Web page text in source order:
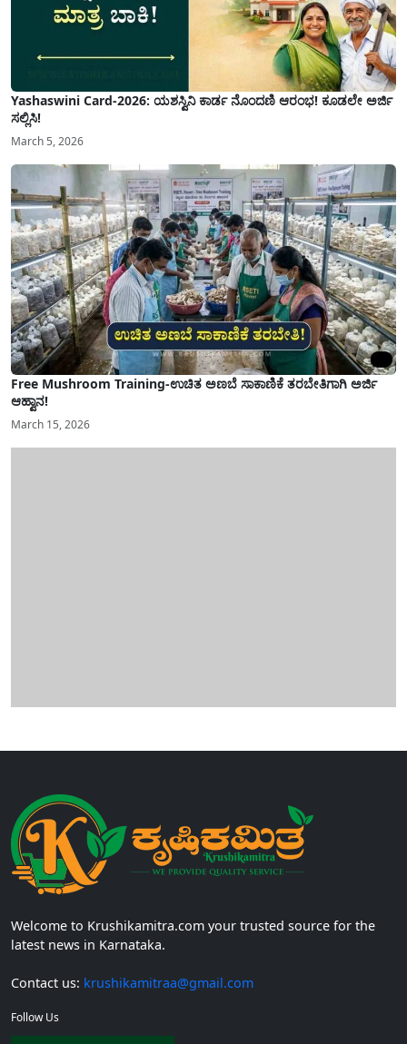
Yashaswini Card-2026: ಯಶಸ್ವಿನಿ ಕಾರ್ಡ ನೊಂದಣಿ ಆರಂಭ! ಕೂಡಲೇ ಅರ್ಜಿ
ಸಲ್ಲಿಸಿ!
March 5, 2026
Free Mushroom Training-ಉಚಿತ ಅಣಬೆ ಸಾಕಾಣಿಕೆ ತರಬೇತಿಗಾಗಿ ಅರ್ಜಿ
ಆಹ್ವಾನ!
March 15, 2026
Welcome to Krushikamitra.com your trusted source for the
latest news in Karnataka.
Contact us: krushikamitraa@gmail.com
Follow Us